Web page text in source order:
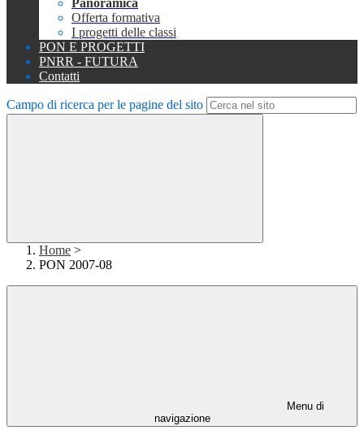
Panoramica
Offerta formativa
I progetti delle classi
PON E PROGETTI
PNRR - FUTURA
Contatti
Campo di ricerca per le pagine del sito
Home >
PON 2007-08
Menu di
navigazione